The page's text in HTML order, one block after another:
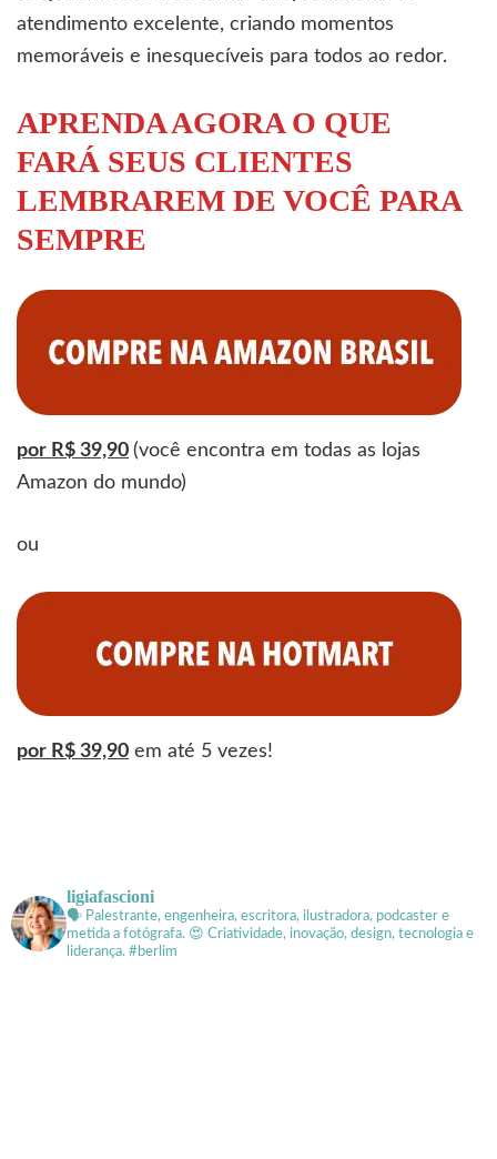
atendimento excelente, criando momentos
memoráveis e inesquecíveis para todos ao redor.
APRENDA AGORA O QUE
FARÁ SEUS CLIENTES
LEMBRAREM DE VOCÊ PARA
SEMPRE
por R$ 39,90 (você encontra em todas as lojas
Amazon do mundo)
ou
por R$ 39,90 em até 5 vezes!
ligiafascioni
🗣 Palestrante, engenheira, escritora, ilustradora, podcaster e
metida a fotógrafa. 😍 Criatividade, inovação, design, tecnologia e
liderança. #berlim